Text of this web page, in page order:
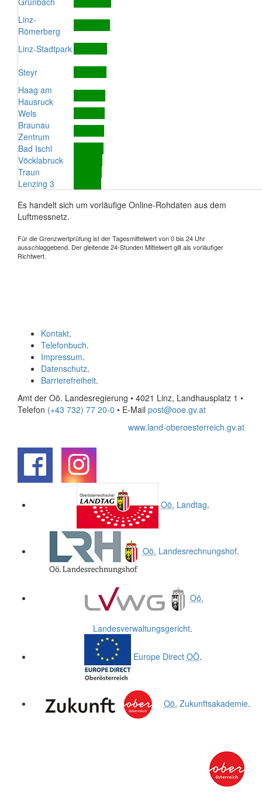
Linz-
Römerberg
Linz-Stadtpark
Steyr
Haag am
Hausruck
Wels
Braunau
Zentrum
Bad Ischl
Vöcklabruck
Traun
Lenzing 3
Es handelt sich um vorläufige Online-Rohdaten aus dem
Luftmessnetz.
Für die Grenzwertprüfung ist der Tagesmittelwert von 0 bis 24 Uhr
ausschlaggebend. Der gleitende 24-Stunden Mittelwert gilt als vorläufiger
Richtwert.
Kontakt.
Telefonbuch.
Impressum.
Datenschutz.
Barrierefreiheit.
Amt der Oö. Landesregierung • 4021 Linz, Landhausplatz 1 •
Telefon (+43 732) 77 20-0 • E-Mail post@ooe.gv.at
www.land-oberoesterreich.gv.at
Oö. Landtag.
Oö. Landesrechnungshof.
Oö.
Landesverwaltungsgericht.
Europe Direct OÖ.
Oö. Zukunftsakademie.